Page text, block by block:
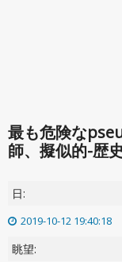
最も危険な
師、擬似的-歴
日:
2019-10-12 19:40:18
眺望: